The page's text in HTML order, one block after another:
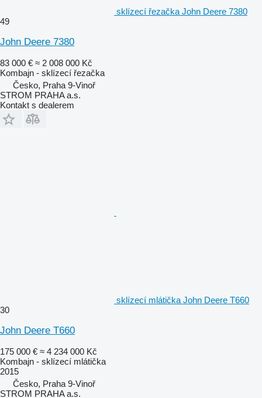
sklízecí řezačka John Deere 7380
49
John Deere 7380
83 000 € ≈ 2 008 000 Kč
Kombajn - sklízecí řezačka
Česko, Praha 9-Vinoř
STROM PRAHA a.s.
Kontakt s dealerem
sklízecí mlátička John Deere T660
30
John Deere T660
175 000 € ≈ 4 234 000 Kč
Kombajn - sklízecí mlátička
2015
Česko, Praha 9-Vinoř
STROM PRAHA a.s.